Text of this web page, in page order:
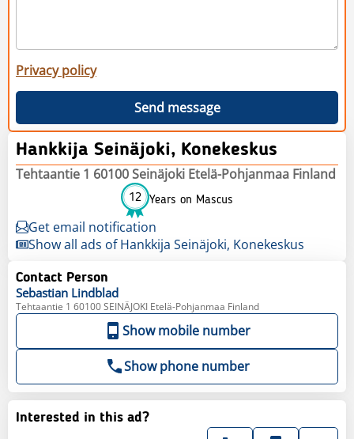
Privacy policy
Send message
Hankkija Seinäjoki, Konekeskus
Tehtaantie 1 60100 Seinäjoki Etelä-Pohjanmaa Finland
12 Years on Mascus
Get email notification
Show all ads of Hankkija Seinäjoki, Konekeskus
Contact Person
Sebastian Lindblad
Tehtaantie 1 60100 SEINÄJOKI Etelä-Pohjanmaa Finland
Show mobile number
Show phone number
Interested in this ad?